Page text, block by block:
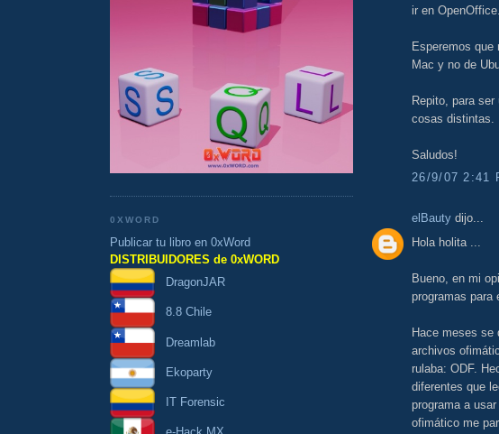
0XWORD
Publicar tu libro en 0xWord
DISTRIBUIDORES de 0xWORD
DragonJAR
8.8 Chile
Dreamlab
Ekoparty
IT Forensic
ir en OpenOffice.
Esperemos que
Mac y no de
Repito, para
cosas distintas.
Saludos!
26/9/07 2:41
elBauty dijo...
Hola holita ...
Bueno, en mi
programas para
Hace meses se
archivos
rulaba: ODF.
diferentes que
programa a
ofimático me